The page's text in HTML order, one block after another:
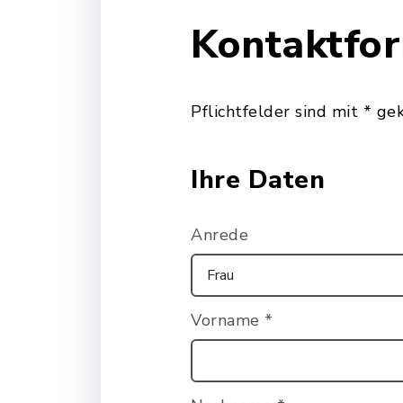
Pflichtfelder sind mit *
Ihre Daten
Anrede
Vorname *